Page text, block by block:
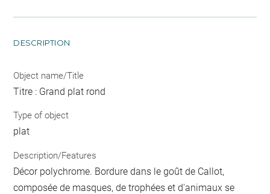
DESCRIPTION
Object name/Title
Titre : Grand plat rond
Type of object
plat
Description/Features
Décor polychrome. Bordure dans le goût de Callot,
composée de masques, de trophées et d'animaux se